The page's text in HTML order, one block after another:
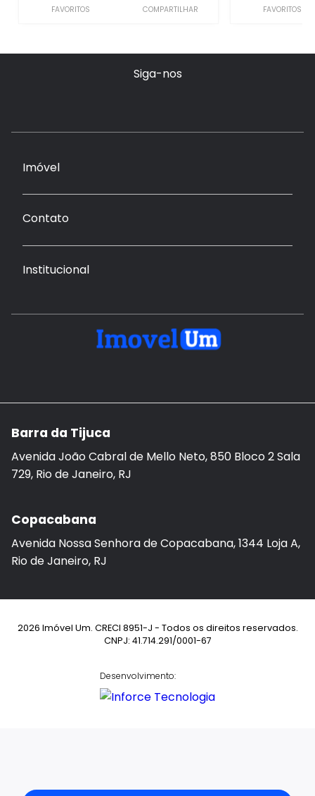
FAVORITOS COMPARTILHAR FAVORITOS
Siga-nos
Imóvel
Contato
Institucional
Barra da Tijuca
Avenida João Cabral de Mello Neto, 850 Bloco 2 Sala
729, Rio de Janeiro, RJ
Copacabana
Avenida Nossa Senhora de Copacabana, 1344 Loja A,
Rio de Janeiro, RJ
2026 Imóvel Um. CRECI 8951-J - Todos os direitos reservados.
CNPJ: 41.714.291/0001-67
Desenvolvimento: